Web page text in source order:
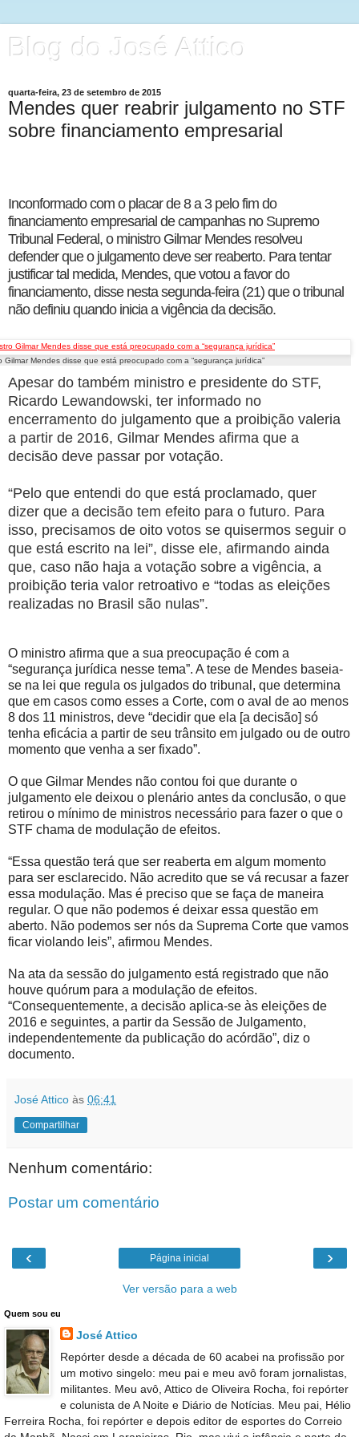
Blog do José Attico
quarta-feira, 23 de setembro de 2015
Mendes quer reabrir julgamento no STF
sobre financiamento empresarial
Inconformado com o placar de 8 a 3 pelo fim do
financiamento empresarial de campanhas no Supremo
Tribunal Federal, o ministro Gilmar Mendes resolveu
defender que o julgamento deve ser reaberto. Para tentar
justificar tal medida, Mendes, que votou a favor do
financiamento, disse nesta segunda-feira (21) que o tribunal
não definiu quando inicia a vigência da decisão.
Gilmar Mendes disse que está preocupado com a “segurança jurídica”
Apesar do também ministro e presidente do STF,
Ricardo Lewandowski, ter informado no
encerramento do julgamento que a proibição valeria
a partir de 2016, Gilmar Mendes afirma que a
decisão deve passar por votação.
“Pelo que entendi do que está proclamado, quer
dizer que a decisão tem efeito para o futuro. Para
isso, precisamos de oito votos se quisermos seguir o
que está escrito na lei”, disse ele, afirmando ainda
que, caso não haja a votação sobre a vigência, a
proibição teria valor retroativo e “todas as eleições
realizadas no Brasil são nulas”.
O ministro afirma que a sua preocupação é com a
“segurança jurídica nesse tema”. A tese de Mendes baseia-
se na lei que regula os julgados do tribunal, que determina
que em casos como esses a Corte, com o aval de ao menos
8 dos 11 ministros, deve “decidir que ela [a decisão] só
tenha eficácia a partir de seu trânsito em julgado ou de outro
momento que venha a ser fixado”.
O que Gilmar Mendes não contou foi que durante o
julgamento ele deixou o plenário antes da conclusão, o que
retirou o mínimo de ministros necessário para fazer o que o
STF chama de modulação de efeitos.
“Essa questão terá que ser reaberta em algum momento
para ser esclarecido. Não acredito que se vá recusar a fazer
essa modulação. Mas é preciso que se faça de maneira
regular. O que não podemos é deixar essa questão em
aberto. Não podemos ser nós da Suprema Corte que vamos
ficar violando leis”, afirmou Mendes.
Na ata da sessão do julgamento está registrado que não
houve quórum para a modulação de efeitos.
“Consequentemente, a decisão aplica-se às eleições de
2016 e seguintes, a partir da Sessão de Julgamento,
independentemente da publicação do acórdão”, diz o
documento.
José Attico às 06:41
Compartilhar
Nenhum comentário:
Postar um comentário
‹ ›
Página inicial
Ver versão para a web
Quem sou eu
José Attico
Repórter desde a década de 60 acabei na profissão por
um motivo singelo: meu pai e meu avô foram jornalistas,
militantes. Meu avô, Attico de Oliveira Rocha, foi repórter
e colunista de A Noite e Diário de Notícias. Meu pai, Hélio
Ferreira Rocha, foi repórter e depois editor de esportes do Correio